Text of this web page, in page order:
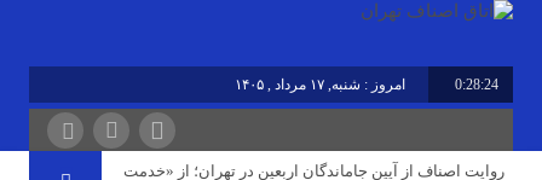
0:28:24 امروز : شنبه, ۱۷ مرداد , ۱۴۰۵
روایت اصناف از آیین جاماندگان اربعین در تهران؛ از «خدمت